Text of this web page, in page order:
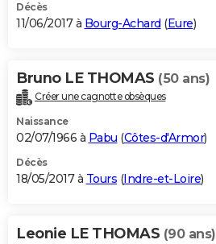
Décès
11/06/2017 à Bourg-Achard (Eure)
Bruno LE THOMAS (50 ans)
Créer une cagnotte obsèques
Naissance
02/07/1966 à Pabu (Côtes-d'Armor)
Décès
18/05/2017 à Tours (Indre-et-Loire)
Leonie LE THOMAS (90 ans)